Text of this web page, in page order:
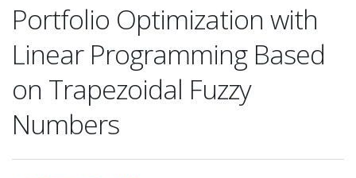
Portfolio Optimization with
Linear Programming Based
on Trapezoidal Fuzzy
Numbers